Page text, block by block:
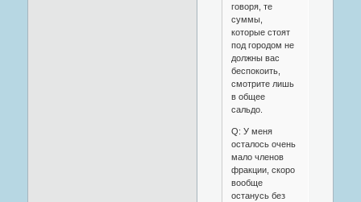
говоря, те
суммы,
которые стоят
под городом не
должны вас
беспокоить,
смотрите лишь
в общее
сальдо.
Q: У меня
осталось очень
мало членов
фракции, скоро
вообще
останусь без